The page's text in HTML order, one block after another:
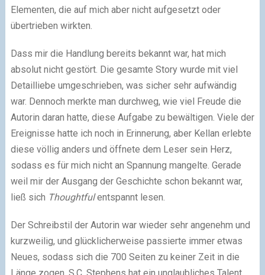
Elementen, die auf mich aber nicht aufgesetzt oder
übertrieben wirkten.
Dass mir die Handlung bereits bekannt war, hat mich
absolut nicht gestört. Die gesamte Story wurde mit viel
Detailliebe umgeschrieben, was sicher sehr aufwändig
war. Dennoch merkte man durchweg, wie viel Freude die
Autorin daran hatte, diese Aufgabe zu bewältigen. Viele der
Ereignisse hatte ich noch in Erinnerung, aber Kellan erlebte
diese völlig anders und öffnete dem Leser sein Herz,
sodass es für mich nicht an Spannung mangelte. Gerade
weil mir der Ausgang der Geschichte schon bekannt war,
ließ sich Thoughtfulentspannt lesen.
Der Schreibstil der Autorin war wieder sehr angenehm und
kurzweilig, und glücklicherweise passierte immer etwas
Neues, sodass sich die 700 Seiten zu keiner Zeit in die